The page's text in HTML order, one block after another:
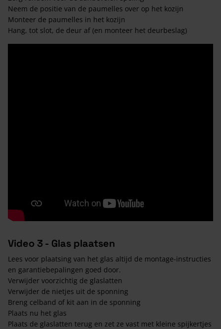
Neem de positie van de paumelles over op het kozijn
Monteer de paumelles in het kozijn
Hang, tot slot, de deur af (en monteer het deurbeslag)
Video 3 - Glas plaatsen
Lees voor plaatsing van het glas altijd de montage-instructies
en garantiebepalingen goed door.
Verwijder voorzichtig de glaslatten
Verwijder de nietjes uit de sponning
Breng celband of kit aan in de sponning
Plaats nu het glas
Plaats de glaslatten terug en zet ze vast met kleine spijkertjes